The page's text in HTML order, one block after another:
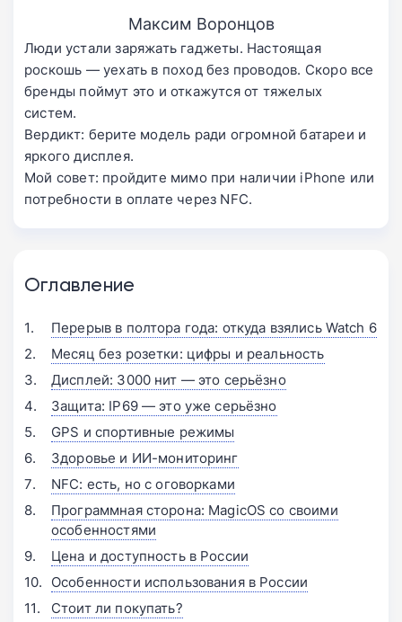
Максим Воронцов
Люди устали заряжать гаджеты. Настоящая
роскошь — уехать в поход без проводов. Скоро все
бренды поймут это и откажутся от тяжелых
систем.
Вердикт: берите модель ради огромной батареи и
яркого дисплея.
Мой совет: пройдите мимо при наличии iPhone или
потребности в оплате через NFC.
Оглавление
Перерыв в полтора года: откуда взялись Watch 6
Месяц без розетки: цифры и реальность
Дисплей: 3000 нит — это серьёзно
Защита: IP69 — это уже серьёзно
GPS и спортивные режимы
Здоровье и ИИ-мониторинг
NFC: есть, но с оговорками
Программная сторона: MagicOS со своими
особенностями
Цена и доступность в России
Особенности использования в России
Стоит ли покупать?